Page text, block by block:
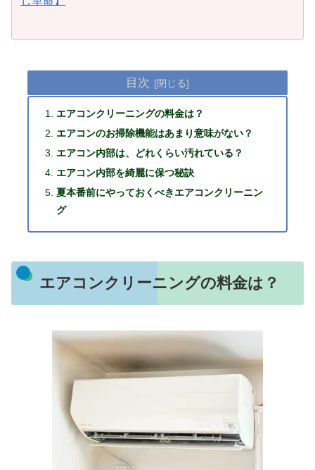
目次
エアコンクリーニングの料金は？
エアコンのお掃除機能はあまり意味がない？
エアコン内部は、どれくらい汚れている？
エアコン内部を綺麗に保つ秘訣
夏本番前にやっておくべきエアコンクリーニン
グ
エアコンクリーニングの料金は？